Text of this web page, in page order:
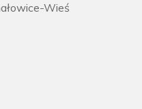
Wieś